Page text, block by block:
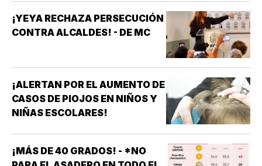
¡YEYA RECHAZA PERSECUCIÓN
CONTRA ALCALDES! - DE MC
¡ALERTAN POR EL AUMENTO DE
CASOS DE PIOJOS EN NIÑOS Y
NIÑAS ESCOLARES!
¡MÁS DE 40 GRADOS! - *NO